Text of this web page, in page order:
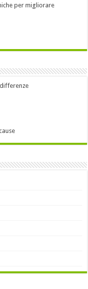
per migliorare